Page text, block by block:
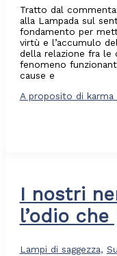
Tratto dal
alla Lampada sul
fondamento per
virtù e l’accumulo
della relazione fra le
fenomeno
cause e
A proposito di karma
I nostri
l’odio
Lampi di saggezza,